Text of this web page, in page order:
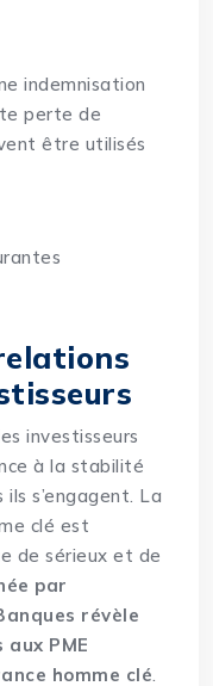
indemnisation
perte de
être utilisés
investisseurs
à la stabilité
s’engagent. La
clé est
de sérieux et de
par
révèle
PME
homme clé.